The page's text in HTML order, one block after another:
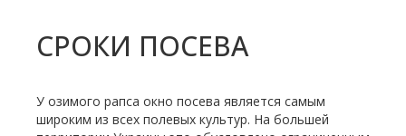
СРОКИ ПОСЕВА
У озимого рапса окно посева является самым
широким из всех полевых культур. На большей